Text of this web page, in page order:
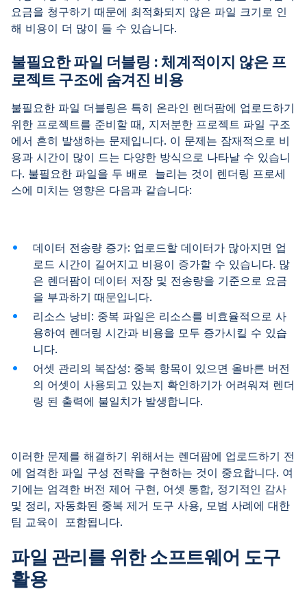
요금을 청구하기 때문에 최적화되지 않은 파일 크기로 인
해 비용이 더 많이 들 수 있습니다.
불필요한 파일 더블링 : 체계적이지 않은 프
로젝트 구조에 숨겨진 비용
불필요한 파일 더블링은 특히 온라인 렌더팜에 업로드하기
위한 프로젝트를 준비할 때, 지저분한 프로젝트 파일 구조
에서 흔히 발생하는 문제입니다. 이 문제는 잠재적으로 비
용과 시간이 많이 드는 다양한 방식으로 나타날 수 있습니
다. 불필요한 파일을 두 배로 늘리는 것이 렌더링 프로세
스에 미치는 영향은 다음과 같습니다:
데이터 전송량 증가: 업로드할 데이터가 많아지면 업
로드 시간이 길어지고 비용이 증가할 수 있습니다. 많
은 렌더팜이 데이터 저장 및 전송량을 기준으로 요금
을 부과하기 때문입니다.
리소스 낭비: 중복 파일은 리소스를 비효율적으로 사
용하여 렌더링 시간과 비용을 모두 증가시킬 수 있습
니다.
어셋 관리의 복잡성: 중복 항목이 있으면 올바른 버전
의 어셋이 사용되고 있는지 확인하기가 어려워져 렌더
링 된 출력에 불일치가 발생합니다.
이러한 문제를 해결하기 위해서는 렌더팜에 업로드하기 전
에 엄격한 파일 구성 전략을 구현하는 것이 중요합니다. 여
기에는 엄격한 버전 제어 구현, 어셋 통합, 정기적인 감사
및 정리, 자동화된 중복 제거 도구 사용, 모범 사례에 대한
팀 교육이 포함됩니다.
파일 관리를 위한 소프트웨어 도구
활용